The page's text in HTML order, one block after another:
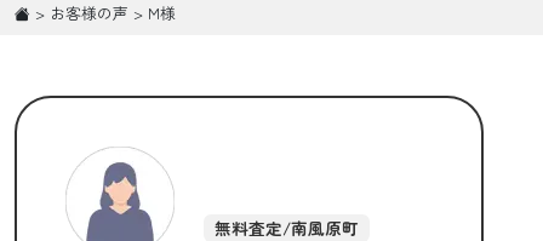
> お客様の声 > M様
無料査定/南風原町